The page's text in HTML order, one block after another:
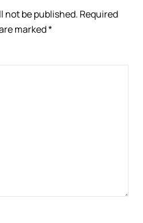
not be published. Required
marked*